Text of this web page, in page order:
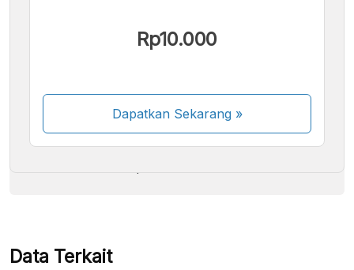
Rp10.000
Dapatkan Sekarang»
Kami menerima pembayaran berikut:
Beberapa metode pembayaran masih dalam
Data Terkait